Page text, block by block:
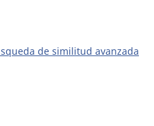
de similitud avanzada